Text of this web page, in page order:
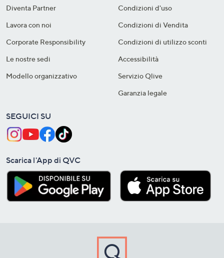
Diventa Partner
Lavora con noi
Corporate Responsibility
Le nostre sedi
Modello organizzativo
Condizioni d'uso
Condizioni di Vendita
Condizioni di utilizzo sconti
Accessibilità
Servizio Qlive
Garanzia legale
SEGUICI SU
Scarica l'App di QVC